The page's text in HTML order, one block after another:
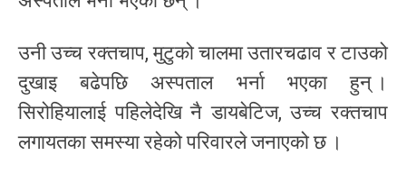
उनी उच्च रक्तचाप, मुटुको चालमा उतारचढाव र टाउको
दुखाइ बढेपछि अस्पताल भर्ना भएका हुन् ।
सिरोहियालाई पहिलेदेखि नै डायबेटिज, उच्च रक्तचाप
लगायतका समस्या रहेको परिवारले जनाएको छ ।